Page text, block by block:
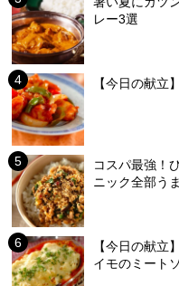
レー3選
【今日の献立
コスパ最強！
ニック全部う
【今日の献
イモのミート